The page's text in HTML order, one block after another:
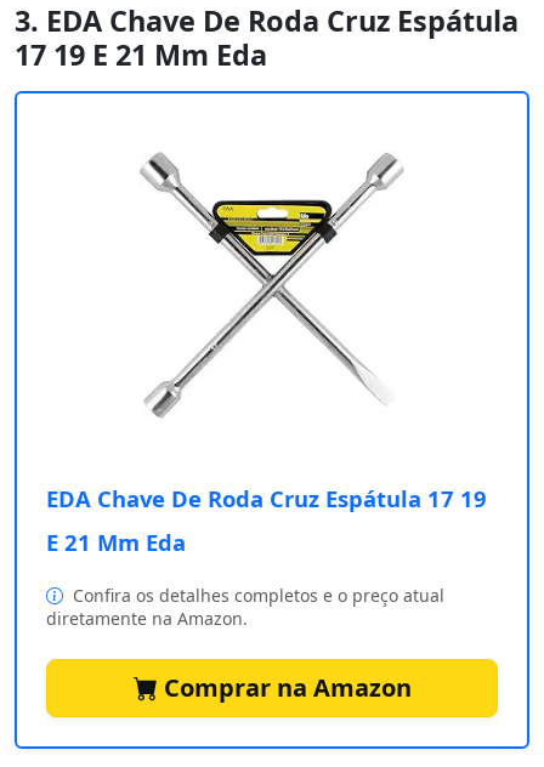
3. EDA Chave De Roda Cruz Espátula
17 19 E 21 Mm Eda
EDA Chave De Roda Cruz Espátula 17 19
E 21 Mm Eda
Confira os detalhes completos e o preço atual
diretamente na Amazon.
Comprar na Amazon